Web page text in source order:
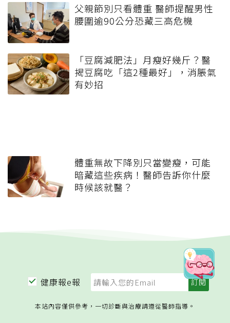
父親節別只看體重 醫師提醒男性
腰圍逾90公分恐藏三高危機
「豆腐減肥法」月瘦好幾斤？醫
揭豆腐吃「這2種最好」，消脹氣
有妙招
體重無故下降別只當變瘦，可能
暗藏這些疾病！醫師告訴你什麼
時候該就醫？
健康報e報
本站內容僅供參考，一切診斷與治療請遵從醫師指導。